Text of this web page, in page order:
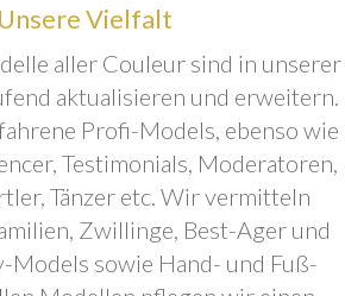
Unsere Vielfalt
aller Couleur sind in unserer
aktualisieren und erweitern.
Profi-Models, ebenso wie
Testimonials, Moderatoren,
Tänzer etc. Wir vermitteln
Zwillinge, Best-Ager und
sowie Hand- und Fuß-